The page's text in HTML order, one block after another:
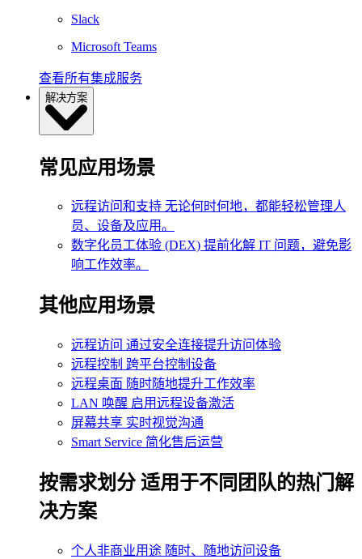
Slack
Microsoft Teams
查看所有集成服务
解决方案
常见应用场景
远程访问和支持 无论何时何地，都能轻松管理人
员、设备及应用。
数字化员工体验 (DEX) 提前化解 IT 问题，避免影
响工作效率。
其他应用场景
远程访问 通过安全连接提升访问体验
远程控制 跨平台控制设备
远程桌面 随时随地提升工作效率
LAN 唤醒 启用远程设备激活
屏幕共享 实时视觉沟通
Smart Service 简化售后运营
按需求划分 适用于不同团队的热门解
决方案
个人非商业用途 随时、随地访问设备